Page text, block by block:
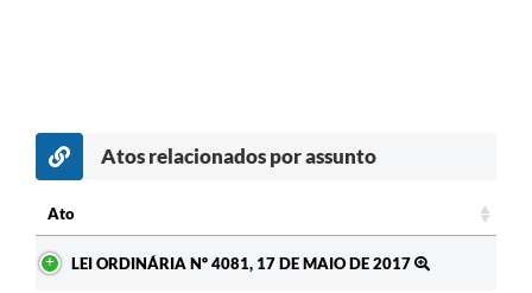
Atos relacionados por assunto
Ato
LEI ORDINÁRIA Nº 4081, 17 DE MAIO DE 2017